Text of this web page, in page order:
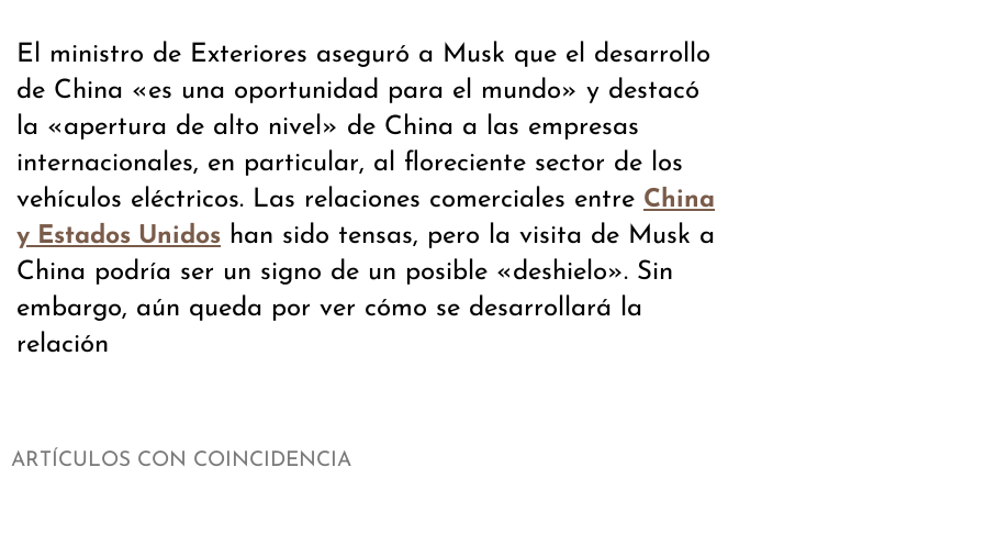
El ministro de Exteriores aseguró a Musk que el desarrollo
de China «es una oportunidad para el mundo» y destacó
la «apertura de alto nivel» de China a las empresas
internacionales, en particular, al floreciente sector de los
vehículos eléctricos. Las relaciones comerciales entre China
y Estados Unidos han sido tensas, pero la visita de Musk a
China podría ser un signo de un posible «deshielo». Sin
embargo, aún queda por ver cómo se desarrollará la
relación
ARTÍCULOS CON COINCIDENCIA